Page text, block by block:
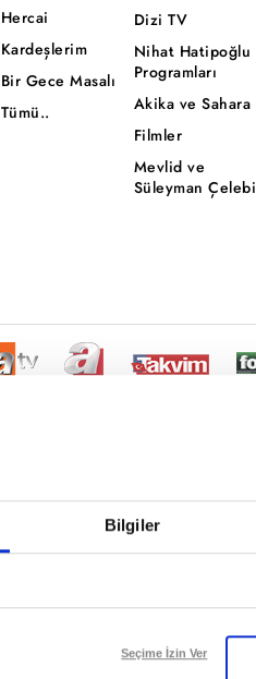
Bilgiler
Seçime İzin Ver
Hercai
Kardeşlerim
Bir Gece Masalı
Tümü..
Dizi TV
Nihat Hatipoğlu
Programları
Akika ve Sahara
Filmler
Mevlid ve
Süleyman Çelebi